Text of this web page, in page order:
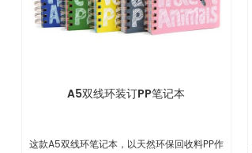
A5双线环装订PP笔记本
这款A5双线环笔记本，以天然环保回收料PP作